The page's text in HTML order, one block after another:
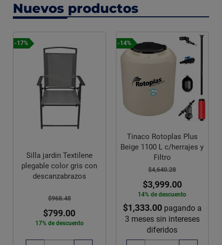
Nuevos productos
-17%
Silla jardin Textilene
plegable color gris con
descanzabrazos
$968.48
$799.00
17% de descuento
-14%
Tinaco Rotoplas Plus
Beige 1100 L c/herrajes y
Filtro
$4,640.28
$3,999.00
14% de descuento
$1,333.00pagando a
3 meses sin intereses
diferidos